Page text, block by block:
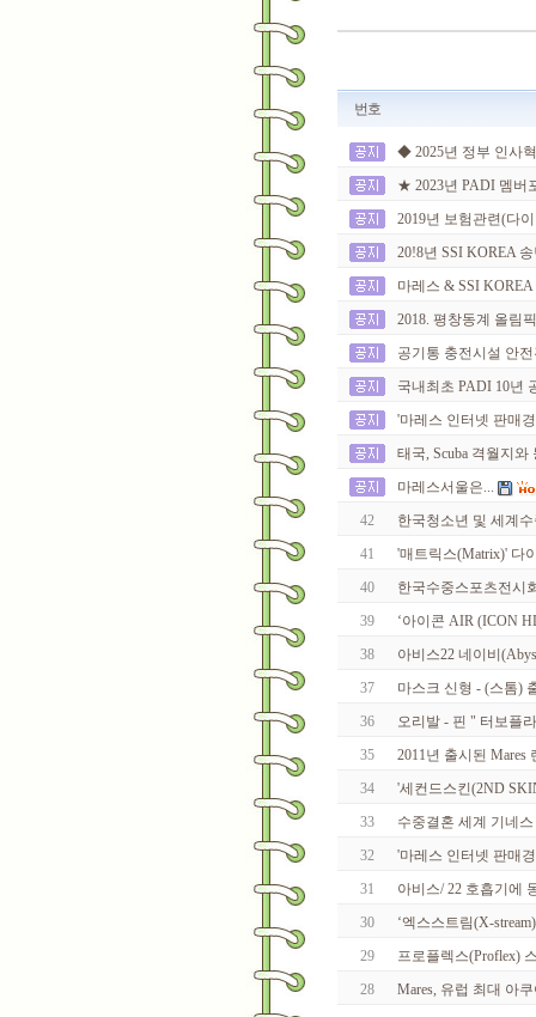
번호
◆ 2025년 정부 인사
★ 2023년 PADI 멤버
2019년 보험관련(다
20!8년 SSI KOREA
마레스 & SSI
2018. 평창동계 올림
공기통 충전시설 안
국내최초 PADI 10년
'마레스 인터넷 판매
태국, Scuba 격월지
마레스서울은...
42
한국청소년 및 세계
41
'매트릭스(Matrix)' 다
40
한국수중스포츠전시
39
‘아이콘 AIR (ICON
38
아비스22 네이비
37
마스크 신형 - (스톰)
36
오리발 - 핀 " 터보플
35
2011년 출시된
34
'세컨드스킨(2ND
33
수중결혼 세계 기네
32
'마레스 인터넷 판매
31
아비스/ 22 호흡기에
30
‘엑스스트림(X-
29
프로플렉스(Proflex)
28
Mares, 유럽 최대 아